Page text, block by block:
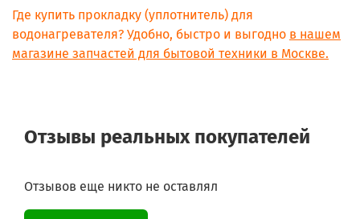
ABS PLATINUM POWER 50V
ABS PLATINUM POWER 80V
ABS PLATINUM POWER 100V
Серия ABS Ti SHP CONTROL (AM) 50, 65
Серия TI-SHAPE CONTROL PLUS EE H 50, 80, 100
Серия Ti Shape 40-100
Где купить прокладку (уплотнитель) для
водонагревателя? Удобно, быстро и выгодно в нашем
магазине запчастей для бытовой техники в Москве.
Отзывы реальных покупателей
Отзывов еще никто не оставлял